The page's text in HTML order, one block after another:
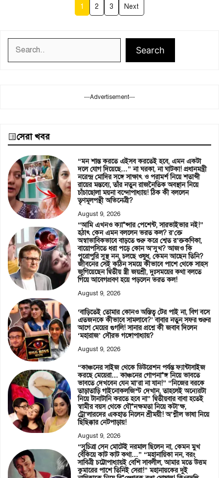
1 2 3 Next
Search
---Advertisement---
সেরা খবর
“মন শান্ত করতে এইসব করতেই হবে, এমন একটা
দলে যোগ দিয়েছে…” না ঘরকা, না ঘাটকা! প্রধানমন্ত্রী
নরেন্দ্র মোদির সঙ্গে সাক্ষাৎ ও পরামর্শ নিয়ে শতাব্দী
রায়ের মন্তব্যে, তাঁর নতুন রাজনৈতিক অবস্থান নিয়ে
চাঁচাছোলা ময়না বন্দোপাধ্যায়! ঠিক কী বললেন
তৃণমূলপন্থী অভিনেত্রী?
August 9, 2026
“আমি এখনও ক্যা*ন্সার পেশেন্ট, সারভাইভার নই!”
হঠাৎ কেন এমন বললেন ভরত কল? র’ক্তে
অস্বাভাবিকভাবে বাড়তে শুরু করে শ্বেত র’ক্তকণিকা,
বায়োপসিতে ধরা পড়ে কোন অ’সুখ? আজও কি
পুরোপুরি সুস্থ নন, চলছে ওষুধ, কেমন আছেন তিনি?
জীবনের সেই কঠিন সময়ে কীভাবে পাশে থেকে সাহস
জুগিয়েছেন দ্বিতীয় স্ত্রী জয়শ্রী, দুঃসময়ের কথা বলতে
গিয়ে আবেগপ্রবণ হয়ে পড়লেন ভরত কল!
August 9, 2026
‘বাড়িতেই তোমার কোনও অস্তিত্ব টের পাই না, বিগ বসে
এতজনকে কীভাবে সামলাবে?’ বাবার নতুন সফর শুরুর
আগে মেয়ের গুগলি! সানার প্রশ্নে কী জবাব দিলেন
‘মহারাজ’ সৌরভ গঙ্গোপাধ্যায়?
August 9, 2026
“কাঞ্চনের সাইজ থেকে ডিউরেশন পর্যন্ত ফ্যান্টাসাইজ
করছে মেয়েরা… কাঞ্চনের গোপনা*ঙ্গ নিয়ে ভাবতে
ভাবতে দেখবেন যেন মা’রা না যান!” “নিজের বরকে
তাড়াতাড়ি গাইনোকলজিস্ট দেখান, তাহলেই অন্যেরটা
নিয়ে টানাটানি করতে হবে না” দ্বিতীয়বার বাবা হতেই
স্বামীর বয়স থেকে যৌ*নক্ষমতা নিয়ে কটা’ক্ষ,
ট্রো’লারদের একহাত নিলেন শ্রীময়ী! অ’শ্লীল ভাষা নিয়ে
ছিছিক্কার নেটপাড়ায়!
August 9, 2026
“সুচিত্রা সেন মোটেই নরমাল ছিলেন না, কেমন মুখ
বেঁকিয়ে কাট কাট কথা…” “মহানায়িকা নন, বরং
সাবিত্রী চট্টোপাধ্যায়ই বেশি সাবলীল, আমার মতে উত্তম
কুমারের পাশে তিনিই সেরা!” মহানায়কের দুই